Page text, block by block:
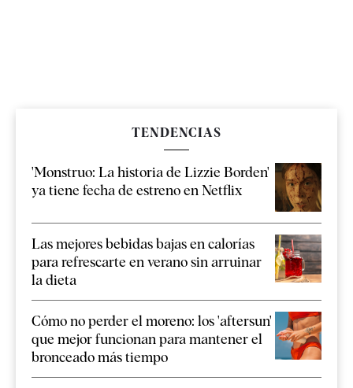
TENDENCIAS
'Monstruo: La historia de Lizzie Borden'
ya tiene fecha de estreno en Netflix
Las mejores bebidas bajas en calorías
para refrescarte en verano sin arruinar
la dieta
Cómo no perder el moreno: los 'aftersun'
que mejor funcionan para mantener el
bronceado más tiempo